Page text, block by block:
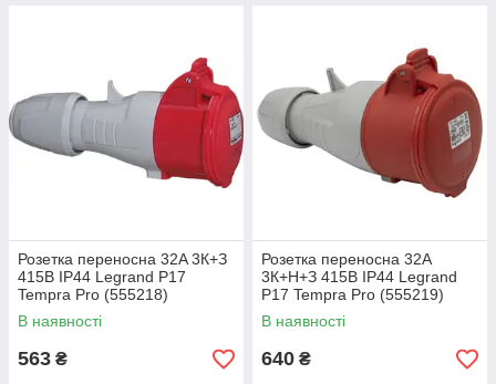
Розетка переносна 32A 3К+З
415В IP44 Legrand P17
Tempra Pro (555218)
В наявності
563 ₴
Розетка переносна 32A
3К+Н+З 415В IP44 Legrand
P17 Tempra Pro (555219)
В наявності
640 ₴